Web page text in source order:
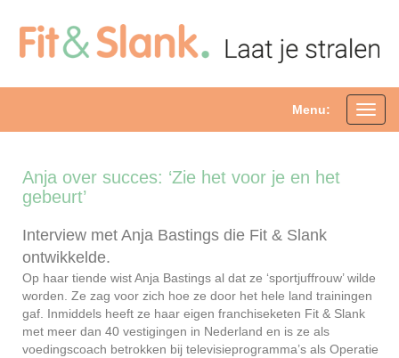
Menu:
Anja over succes: ‘Zie het voor je en het
gebeurt’
Interview met Anja Bastings die Fit & Slank
ontwikkelde.
Op haar tiende wist Anja Bastings al dat ze ‘sportjuffrouw’ wilde
worden. Ze zag voor zich hoe ze door het hele land trainingen
gaf. Inmiddels heeft ze haar eigen franchiseketen Fit & Slank
met meer dan 40 vestigingen in Nederland en is ze als
voedingscoach betrokken bij televisieprogramma’s als Operatie